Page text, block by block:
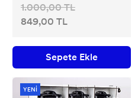
1.000,00 TL
849,00 TL
Sepete Ekle
YENİ